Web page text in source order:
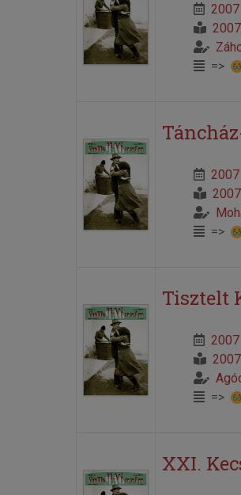
2007
=>
2007
=>
Tisztelt
2007
=>
XXI.